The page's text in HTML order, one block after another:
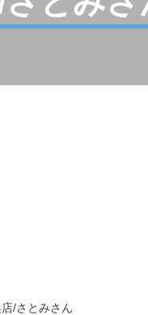
/さとみさん